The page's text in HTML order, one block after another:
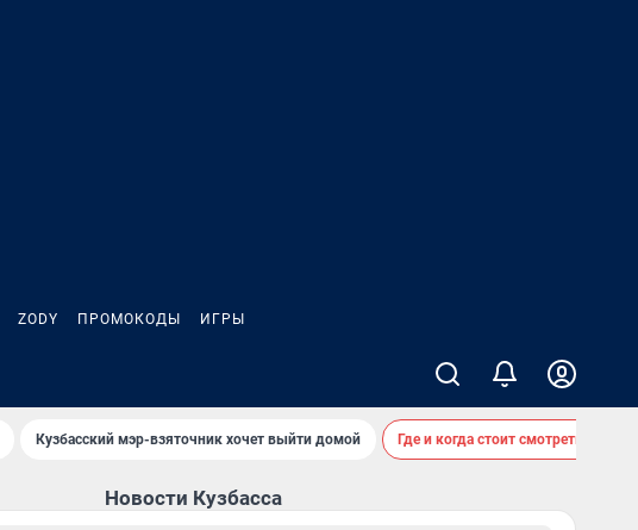
ZODY ПРОМОКОДЫ ИГРЫ
Кузбасский мэр-взяточник хочет выйти домой Где и когда стоит смотреть
Новости Кузбасса